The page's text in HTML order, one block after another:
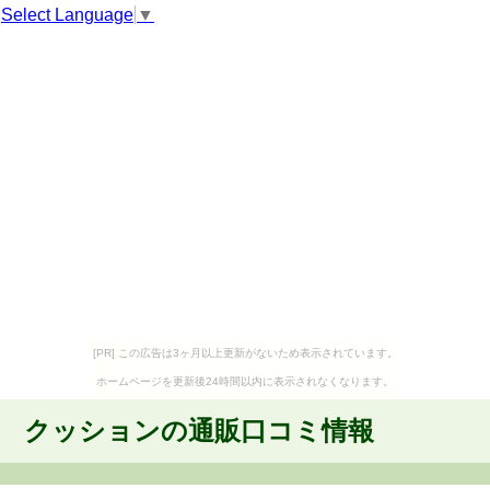
Select Language ▼
[PR] この広告は3ヶ月以上更新がないため表示されています。
ホームページを更新後24時間以内に表示されなくなります。
クッションの通販口コミ情報